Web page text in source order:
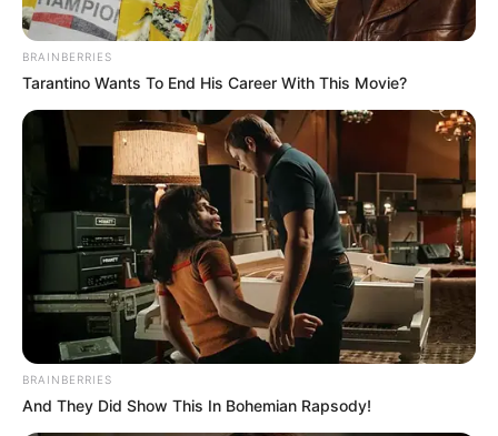
Δευτέρα, 24 Μαΐου 2021, 14:02
ΤΟ ΦΩΣ ΗΡΘΕ ΓΙΑ ΝΑ...
ΕΝΑΣ ΚΟΚΚΙΝΟΣ ΟΚΤΩΒΡΗΣ
ΞΕΚΙΝΑ.. Επιτέλους
μπαίνουμε σε αυτό
το_ΓΕΓΟΝΟΣ της ΘΥΕΛΛΑΣ
Σι και Πούτιν θα
συναντηθούν την επόμενη
εβδομάδα για πρώτη φορά
μετά...
BRAINBERRIES
Tarantino Wants To End His Career With This Movie?
BRAINBERRIES
And They Did Show This In Bohemian Rapsody!